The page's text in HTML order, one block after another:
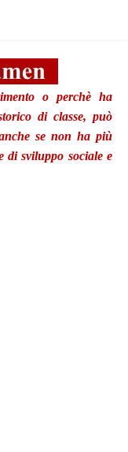
o perchè ha
di classe, può
se non ha più
di sviluppo sociale e